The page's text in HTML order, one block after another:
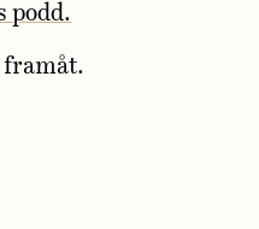
podd.
framåt.